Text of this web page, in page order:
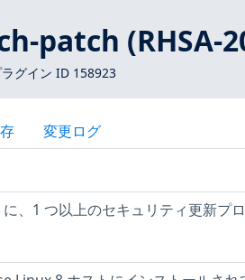
patch (RHSA-
グイン ID 158923
変更ログ
、1 つ以上のセキュリティ更新プ